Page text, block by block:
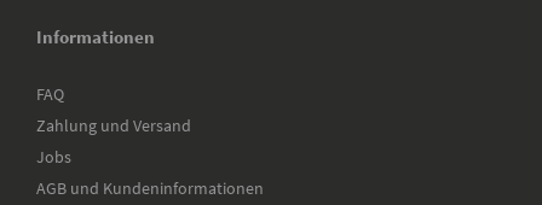
Informationen
FAQ
Zahlung und Versand
Jobs
AGB und Kundeninformationen